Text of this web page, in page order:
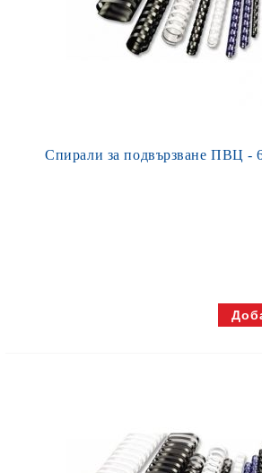
Спирали за подвързване ПВЦ